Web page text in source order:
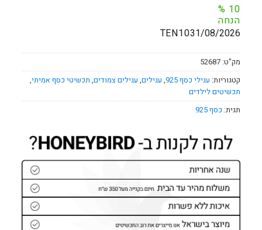
10
%
הנחה
TEN1031/08/2026
מק"ט:52687
קטגוריות: עגילי כסף 925 , עגילים, עגילים צמודים, תכשיטי כסף אמיתי,
תכשיטים לילדים
תגית: כסף 925